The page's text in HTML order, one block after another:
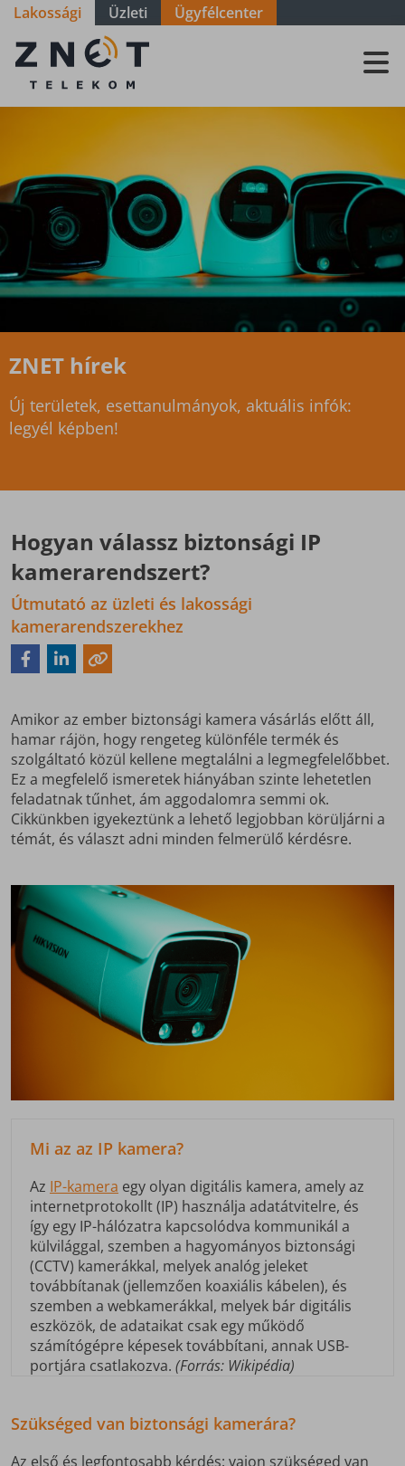
Lakossági Üzleti Ügyfélcenter
ZNET
Telekom, a
távközlési
ZNET hírek
Új területek, esettanulmányok, aktuális infók:
legyél képben!
Hogyan válassz biztonsági IP
kamerarendszert?
Útmutató az üzleti és lakossági
kamerarendszerekhez
Amikor az ember biztonsági kamera vásárlás előtt áll,
hamar rájön, hogy rengeteg különféle termék és
szolgáltató közül kellene megtalálni a legmegfelelőbbet.
Ez a megfelelő ismeretek hiányában szinte lehetetlen
feladatnak tűnhet, ám aggodalomra semmi ok.
Cikkünkben igyekeztünk a lehető legjobban körüljárni a
témát, és választ adni minden felmerülő kérdésre.
Mi az az IP kamera?
Az IP-kamera egy olyan digitális kamera, amely az
internetprotokollt (IP) használja adatátvitelre, és
így egy IP-hálózatra kapcsolódva kommunikál a
külvilággal, szemben a hagyományos biztonsági
(CCTV) kamerákkal, melyek analóg jeleket
továbbítanak (jellemzően koaxiális kábelen), és
szemben a webkamerákkal, melyek bár digitális
eszközök, de adataikat csak egy működő
számítógépre képesek továbbítani, annak USB-
portjára csatlakozva. (Forrás: Wikipédia)
Szükséged van biztonsági kamerára?
Az első és legfontosabb kérdés: vajon szükséged van